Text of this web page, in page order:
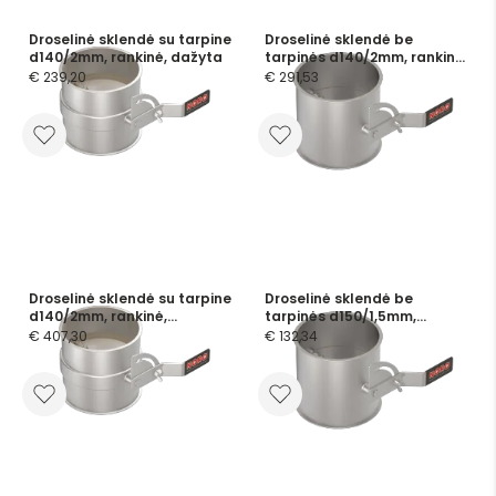
Droselinė sklendė su tarpine
d140/2mm, rankinė, dažyta
€ 239,20
Droselinė sklendė be
tarpinės d140/2mm, rankinė,
nerūdijančio plieno
€ 291,53
Droselinė sklendė su tarpine
d140/2mm, rankinė,
nerūdijančio plieno
€ 407,30
Droselinė sklendė be
tarpinės d150/1,5mm,
rankinė, dažyta
€ 132,34